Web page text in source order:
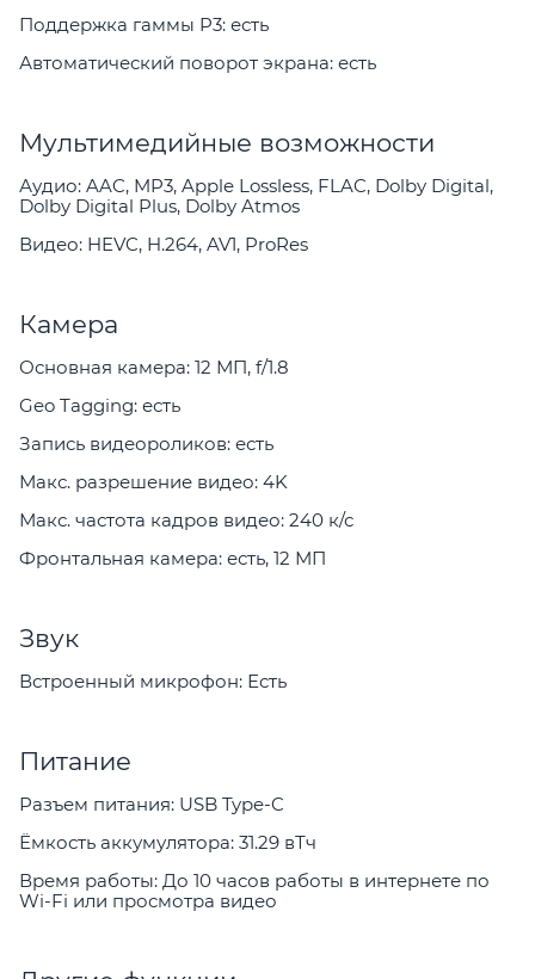
Поддержка гаммы P3: есть
Автоматический поворот экрана: есть
Мультимедийные возможности
Аудио: AAC, MP3, Apple Lossless, FLAC, Dolby Digital,
Dolby Digital Plus, Dolby Atmos
Видео: HEVC, H.264, AV1, ProRes
Камера
Основная камера: 12 МП, f/1.8
Geo Tagging: есть
Запись видеороликов: есть
Макс. разрешение видео: 4K
Макс. частота кадров видео: 240 к/с
Фронтальная камера: есть, 12 МП
Звук
Встроенный микрофон: Есть
Питание
Разъем питания: USB Type-C
Ёмкость аккумулятора: 31.29 вТч
Время работы: До 10 часов работы в интернете по
Wi-Fi или просмотра видео